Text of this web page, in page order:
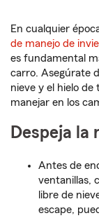
En cualquier
de manejo de
es fundamental
carro. Asegúrate
nieve y el hielo
manejar en los
Despeja la
Antes de
ventanillas,
libre de
escape,